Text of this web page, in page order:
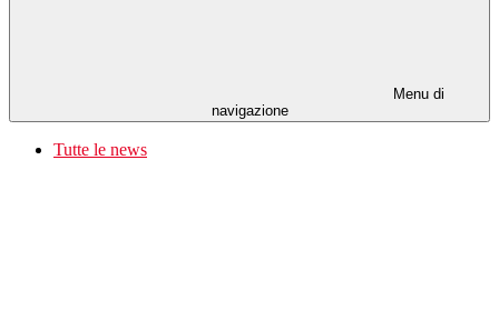
Menu di
navigazione
Tutte le news